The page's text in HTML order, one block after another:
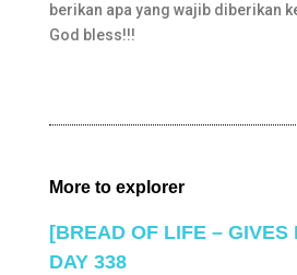
berikan apa yang wajib diberikan
God bless!!!
More to explorer
[BREAD OF LIFE – GIVES
DAY 338